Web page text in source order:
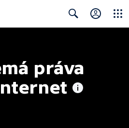
práva